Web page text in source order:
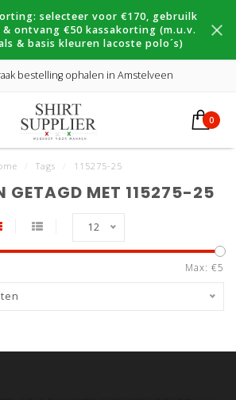
selecteer voor €170, gebruilk
ontvang €50 kassakorting (m.u.v.
& basis kleuren lacoste polo´s)
bestelling ophalen in Amstelveen
0
Tags 115275-25
GETAGD MET 115275-25
12
Max: €5